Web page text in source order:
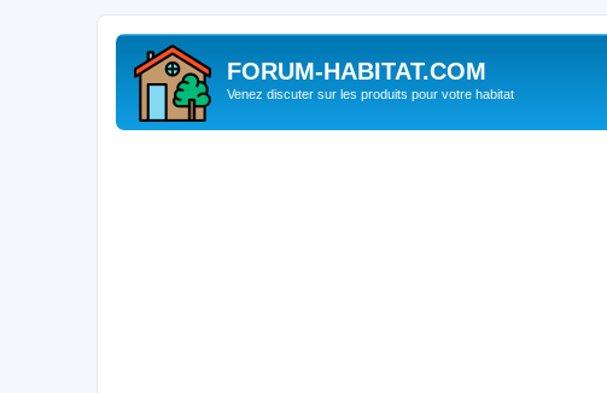
FORUM-HABITAT.COM
Venez discuter sur les produits pour votre habitat